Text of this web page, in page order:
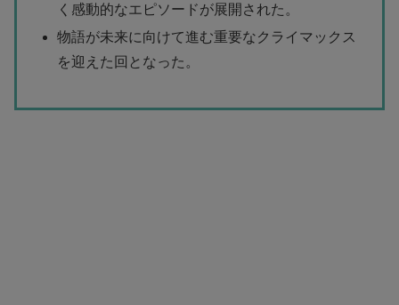
く感動的なエピソードが展開された。
物語が未来に向けて進む重要なクライマックス
を迎えた回となった。